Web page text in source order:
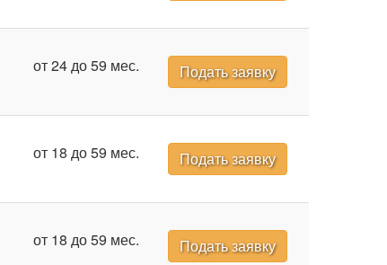
от 24 до 59 мес. Подать заявку
от 18 до 59 мес. Подать заявку
от 18 до 59 мес. Подать заявку